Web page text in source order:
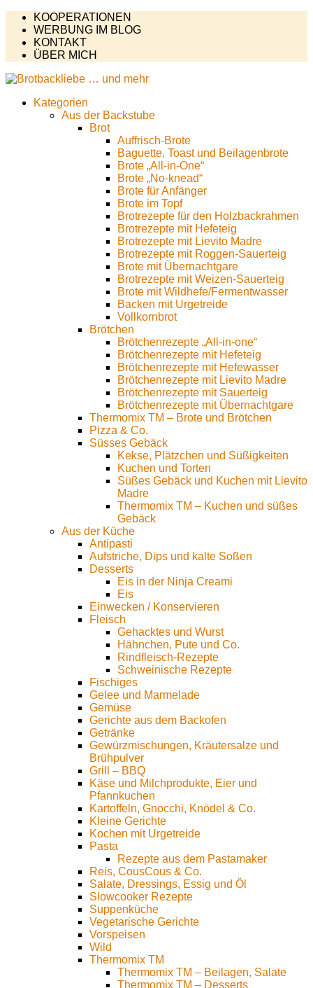
KOOPERATIONEN
WERBUNG IM BLOG
KONTAKT
ÜBER MICH
Kategorien
Aus der Backstube
Brot
Auffrisch-Brote
Baguette, Toast und Beilagenbrote
Brote „All-in-One“
Brote „No-knead“
Brote für Anfänger
Brote im Topf
Brotrezepte für den Holzbackrahmen
Brotrezepte mit Hefeteig
Brotrezepte mit Lievito Madre
Brotrezepte mit Roggen-Sauerteig
Brote mit Übernachtgare
Brotrezepte mit Weizen-Sauerteig
Brote mit Wildhefe/Fermentwasser
Backen mit Urgetreide
Vollkornbrot
Brötchen
Brötchenrezepte „All-in-one“
Brötchenrezepte mit Hefeteig
Brötchenrezepte mit Hefewasser
Brötchenrezepte mit Lievito Madre
Brötchenrezepte mit Sauerteig
Brötchenrezepte mit Übernachtgare
Thermomix TM – Brote und Brötchen
Pizza & Co.
Süsses Gebäck
Kekse, Plätzchen und Süßigkeiten
Kuchen und Torten
Süßes Gebäck und Kuchen mit Lievito
Madre
Thermomix TM – Kuchen und süßes
Gebäck
Aus der Küche
Antipasti
Aufstriche, Dips und kalte Soßen
Desserts
Eis in der Ninja Creami
Eis
Einwecken / Konservieren
Fleisch
Gehacktes und Wurst
Hähnchen, Pute und Co.
Rindfleisch-Rezepte
Schweinische Rezepte
Fischiges
Gelee und Marmelade
Gemüse
Gerichte aus dem Backofen
Getränke
Gewürzmischungen, Kräutersalze und
Brühpulver
Grill – BBQ
Käse und Milchprodukte, Eier und
Pfannkuchen
Kartoffeln, Gnocchi, Knödel & Co.
Kleine Gerichte
Kochen mit Urgetreide
Pasta
Rezepte aus dem Pastamaker
Reis, CousCous & Co.
Salate, Dressings, Essig und Öl
Slowcooker Rezepte
Suppenküche
Vegetarische Gerichte
Vorspeisen
Wild
Thermomix TM
Thermomix TM – Beilagen, Salate
Thermomix TM – Desserts